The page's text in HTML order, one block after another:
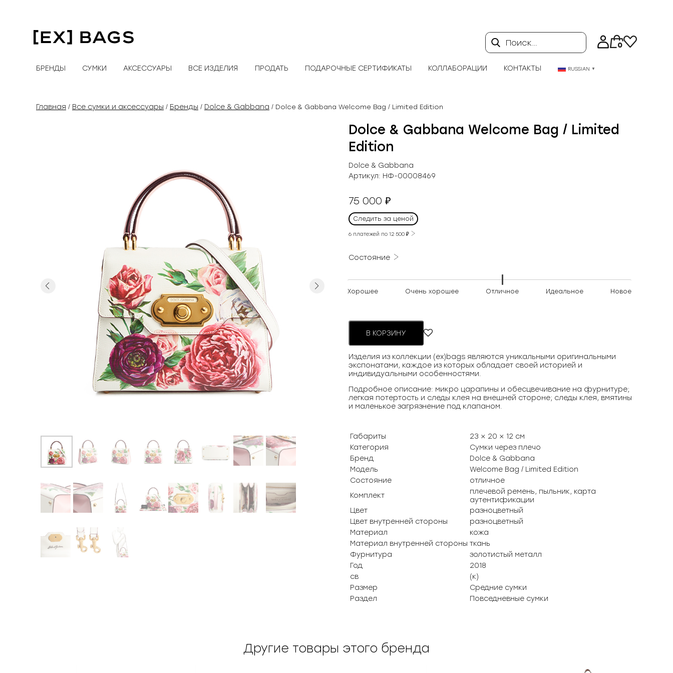
содержимому
Поиск… 0
БРЕНДЫ СУМКИ АКСЕССУАРЫ ВСЕ ИЗДЕЛИЯ ПРОДАТЬ ПОДАРОЧНЫЕ СЕРТИФИКАТЫ КОЛЛАБОРАЦИИ КОНТАКТЫ RUSSIAN ▼
Главная / Все сумки и аксессуары / Бренды / Dolce & Gabbana / Dolce & Gabbana Welcome Bag / Limited Edition
Previous Next
Dolce & Gabbana Welcome Bag / Limited
Edition
Dolce & Gabbana
Артикул: НФ-00008469
75 000 ₽
Следить за ценой
6 платежей по 12 500 ₽
Состояние
Хорошее Очень хорошее Отличное Идеальное Новое
В КОРЗИНУ
Изделия из коллекции (ex)bags являются уникальными оригинальными
экспонатами, каждое из которых обладает своей историей и
индивидуальными особенностями.
Подробное описание: микро царапины и обесцвечивание на фурнитуре;
легкая потертость и следы клея на внешней стороне; следы клея, вмятины
и маленькое загрязнение под клапаном.
Габариты
23 × 20 × 12 см
Категория
Сумки через плечо
Бренд
Dolce & Gabbana
Модель
Welcome Bag / Limited Edition
Состояние
отличное
Комплект
плечевой ремень, пыльник, карта
аутентификации
Цвет
разноцветный
Цвет внутренней стороны
разноцветный
Материал
кожа
Материал внутренней стороны ткань
Фурнитура
золотистый металл
Год
2018
св
(к)
Размер
Средние сумки
Раздел
Повседневные сумки
Другие товары этого бренда